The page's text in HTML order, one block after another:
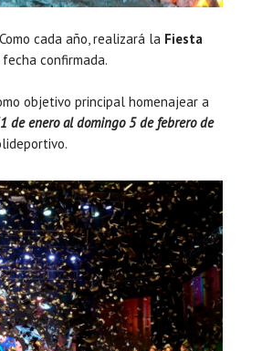
cada año, realizará la Fiesta
confirmada.
objetivo principal homenajear a
de enero al domingo 5 de febrero de